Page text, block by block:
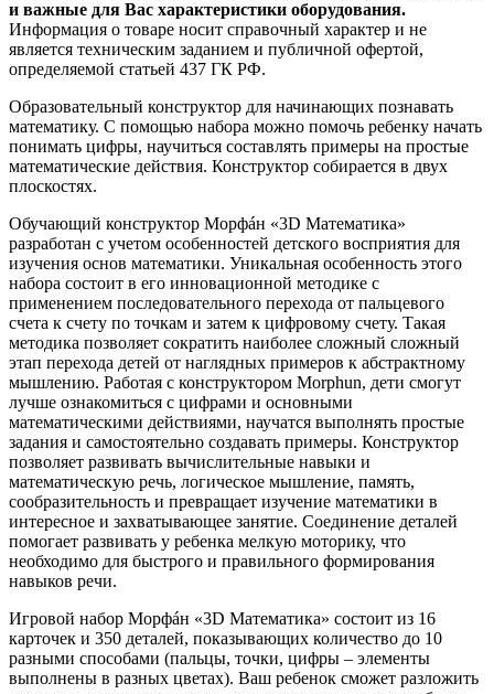
и важные для Вас характеристики оборудования.
Информация о товаре носит справочный характер и не
является техническим заданием и публичной офертой,
определяемой статьей 437 ГК РФ.
Образовательный конструктор для начинающих познавать
математику. С помощью набора можно помочь ребенку начать
понимать цифры, научиться составлять примеры на простые
математические действия. Конструктор собирается в двух
плоскостях.
Обучающий конструктор Морфáн «3D Математика»
разработан с учетом особенностей детского восприятия для
изучения основ математики. Уникальная особенность этого
набора состоит в его инновационной методике с
применением последовательного перехода от пальцевого
счета к счету по точкам и затем к цифровому счету. Такая
методика позволяет сократить наиболее сложный сложный
этап перехода детей от наглядных примеров к абстрактному
мышлению. Работая с конструктором Morphun, дети смогут
лучше ознакомиться с цифрами и основными
математическими действиями, научатся выполнять простые
задания и самостоятельно создавать примеры. Конструктор
позволяет развивать вычислительные навыки и
математическую речь, логическое мышление, память,
сообразительность и превращает изучение математики в
интересное и захватывающее занятие. Соединение деталей
помогает развивать у ребенка мелкую моторику, что
необходимо для быстрого и правильного формирования
навыков речи.
Игровой набор Морфáн «3D Математика» состоит из 16
карточек и 350 деталей, показывающих количество до 10
разными способами (пальцы, точки, цифры – элементы
выполнены в разных цветах). Ваш ребенок сможет разложить